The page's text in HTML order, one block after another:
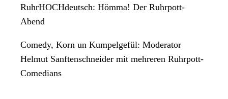
RuhrHOCHdeutsch: Hömma! Der Ruhrpott-
Abend
Comedy, Korn un Kumpelgefül: Moderator
Helmut Sanftenschneider mit mehreren Ruhrpott-
Comedians